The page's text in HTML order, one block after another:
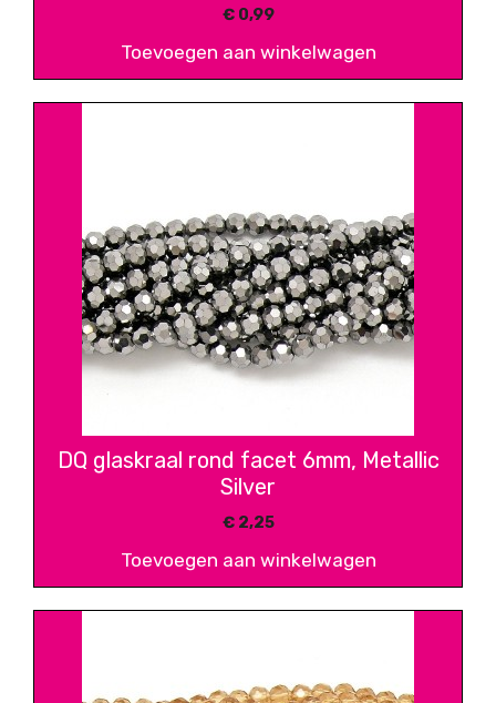
€0,99
Toevoegen aan winkelwagen
DQ glaskraal rond facet 6mm, Metallic
Silver
€2,25
Toevoegen aan winkelwagen